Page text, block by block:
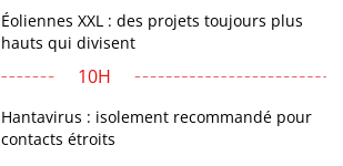
Éoliennes XXL : des projets toujours plus
hauts qui divisent
10H
Hantavirus : isolement recommandé pour
contacts étroits